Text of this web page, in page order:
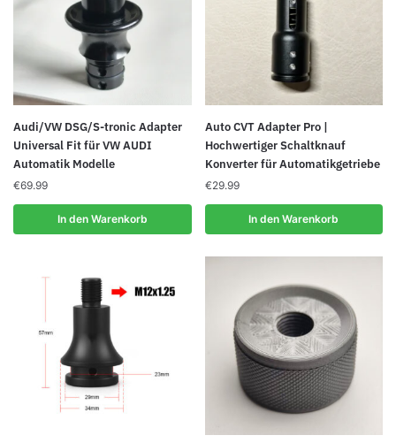
auf
Produktseite
gewählt
werden
Produktseite
Audi/VW DSG/S-tronic Adapter
Universal Fit für VW AUDI
Automatik Modelle
€69.99
In den Warenkorb
Auto CVT Adapter Pro |
Hochwertiger Schaltknauf
Konverter für Automatikgetriebe
€29.99
In den Warenkorb